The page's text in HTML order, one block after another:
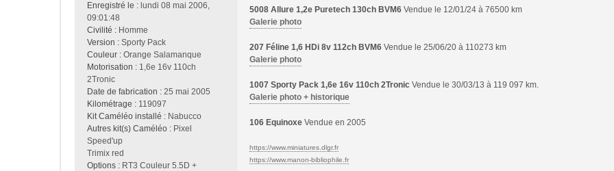
Enregistré le : lundi 08 mai 2006,
09:01:48
Civilité : Homme
Version : Sporty Pack
Couleur : Orange Salamanque
Motorisation : 1,6e 16v 110ch
2Tronic
Date de fabrication : 25 mai 2005
Kilométrage : 119097
Kit Caméléo installé : Nabucco
Autres kit(s) Caméléo : Pixel
Speed'up
Trimix red
Options : RT3 Couleur 5.5D +
5008 Allure 1,2e Puretech 130ch BVM6 Vendue le 12/01/24 à 76500 km
Galerie photo
207 Féline 1,6 HDi 8v 112ch BVM6 Vendue le 25/06/20 à 110273 km
Galerie photo
1007 Sporty Pack 1,6e 16v 110ch 2Tronic Vendue le 30/03/13 à 119 097 km.
Galerie photo + historique
106 Equinoxe Vendue en 2005
https://www.miniatures.dlgr.fr
https://www.manon-bibliophile.fr